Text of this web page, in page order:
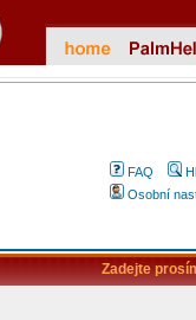
FAQ
Osobní
Zadejte